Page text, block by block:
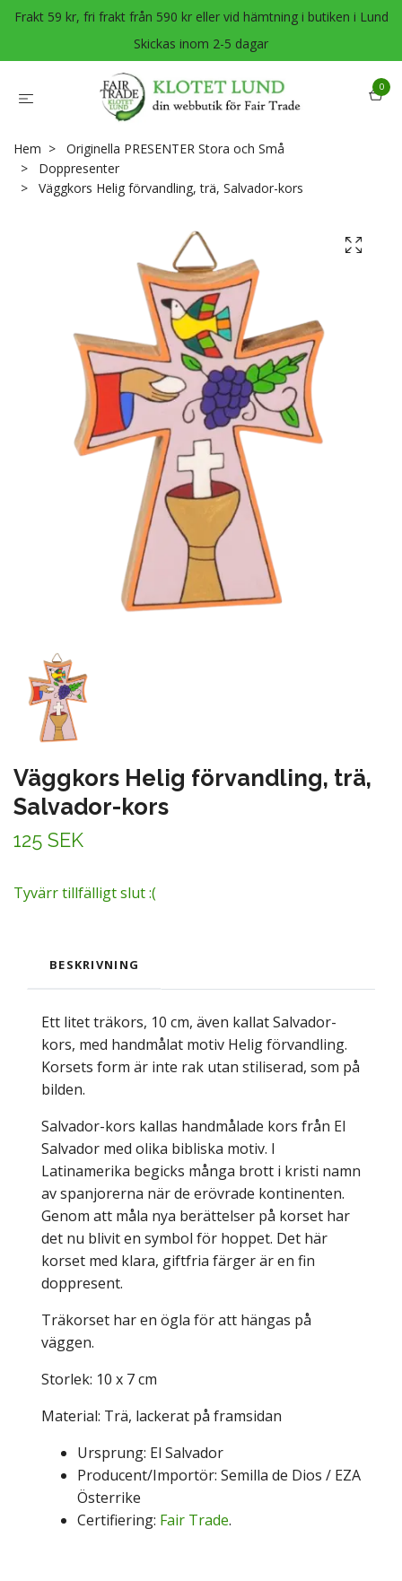
Frakt 59 kr, fri frakt från 590 kr eller vid hämtning i butiken i Lund
Skickas inom 2-5 dagar
0
Hem
Originella PRESENTER Stora och Små
Doppresenter
Väggkors Helig förvandling, trä, Salvador-kors
Väggkors Helig förvandling, trä,
Salvador-kors
125 SEK
Tyvärr tillfälligt slut :(
BESKRIVNING
Ett litet träkors, 10 cm, även kallat Salvador-
kors, med handmålat motiv Helig förvandling.
Korsets form är inte rak utan stiliserad, som på
bilden.
Salvador-kors kallas handmålade kors från El
Salvador med olika bibliska motiv. I
Latinamerika begicks många brott i kristi namn
av spanjorerna när de erövrade kontinenten.
Genom att måla nya berättelser på korset har
det nu blivit en symbol för hoppet. Det här
korset med klara, giftfria färger är en fin
doppresent.
Träkorset har en ögla för att hängas på
väggen.
Storlek: 10 x 7 cm
Material: Trä, lackerat på framsidan
Ursprung: El Salvador
Producent/Importör: Semilla de Dios / EZA
Österrike
Certifiering: Fair Trade.